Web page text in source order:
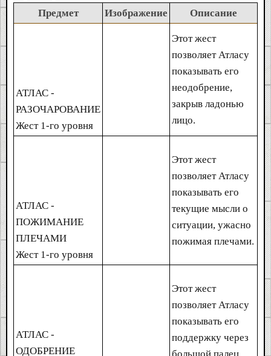
Предмет Изображение Описание
АТЛАС -
РАЗОЧАРОВАНИЕ
Жест 1-го уровня
Этот жест
позволяет Атласу
показывать его
неодобрение,
закрыв ладонью
лицо.
АТЛАС -
ПОЖИМАНИЕ
ПЛЕЧАМИ
Жест 1-го уровня
Этот жест
позволяет Атласу
показывать его
текущие мысли о
ситуации, ужасно
пожимая плечами.
АТЛАС -
ОДОБРЕНИЕ
Этот жест
позволяет Атласу
показывать его
поддержку через
большой палец.